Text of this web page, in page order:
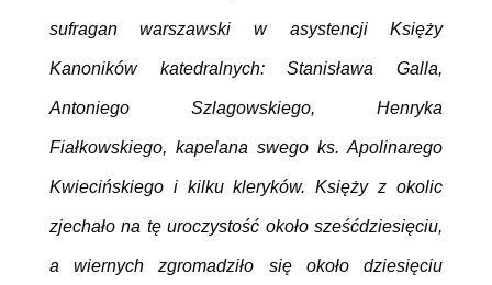
sufragan warszawski w asystencji Księży
Kanoników katedralnych: Stanisława Galla,
Antoniego Szlagowskiego, Henryka
Fiałkowskiego, kapelana swego ks. Apolinarego
Kwiecińskiego i kilku kleryków. Księży z okolic
zjechało na tę uroczystość około sześćdziesięciu,
a wiernych zgromadziło się około dziesięciu